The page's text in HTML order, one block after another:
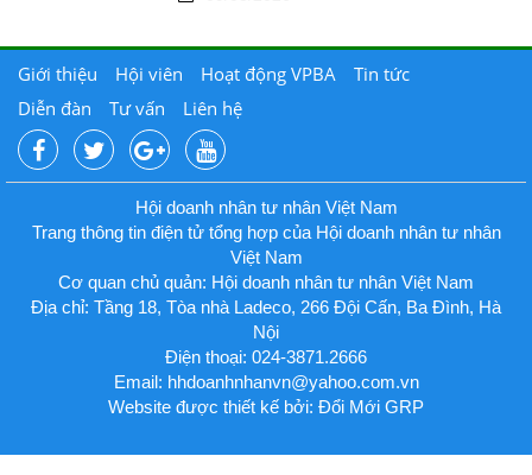
Giới thiệu Hội viên Hoạt động VPBA
Tin tức
Diễn đàn
Tư vấn Liên hệ
Hội doanh nhân tư nhân Việt Nam
Trang thông tin điện tử tổng hợp của Hội doanh nhân tư nhân
Việt Nam
Cơ quan chủ quản: Hội doanh nhân tư nhân Việt Nam
Địa chỉ: Tầng 18, Tòa nhà Ladeco, 266 Đội Cấn, Ba Đình, Hà
Nội
Điện thoại: 024-3871.2666
Email: hhdoanhnhanvn@yahoo.com.vn
Website được thiết kế bởi: Đổi Mới GRP